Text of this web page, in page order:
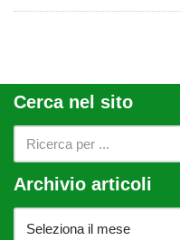
Cerca nel sito
Archivio articoli